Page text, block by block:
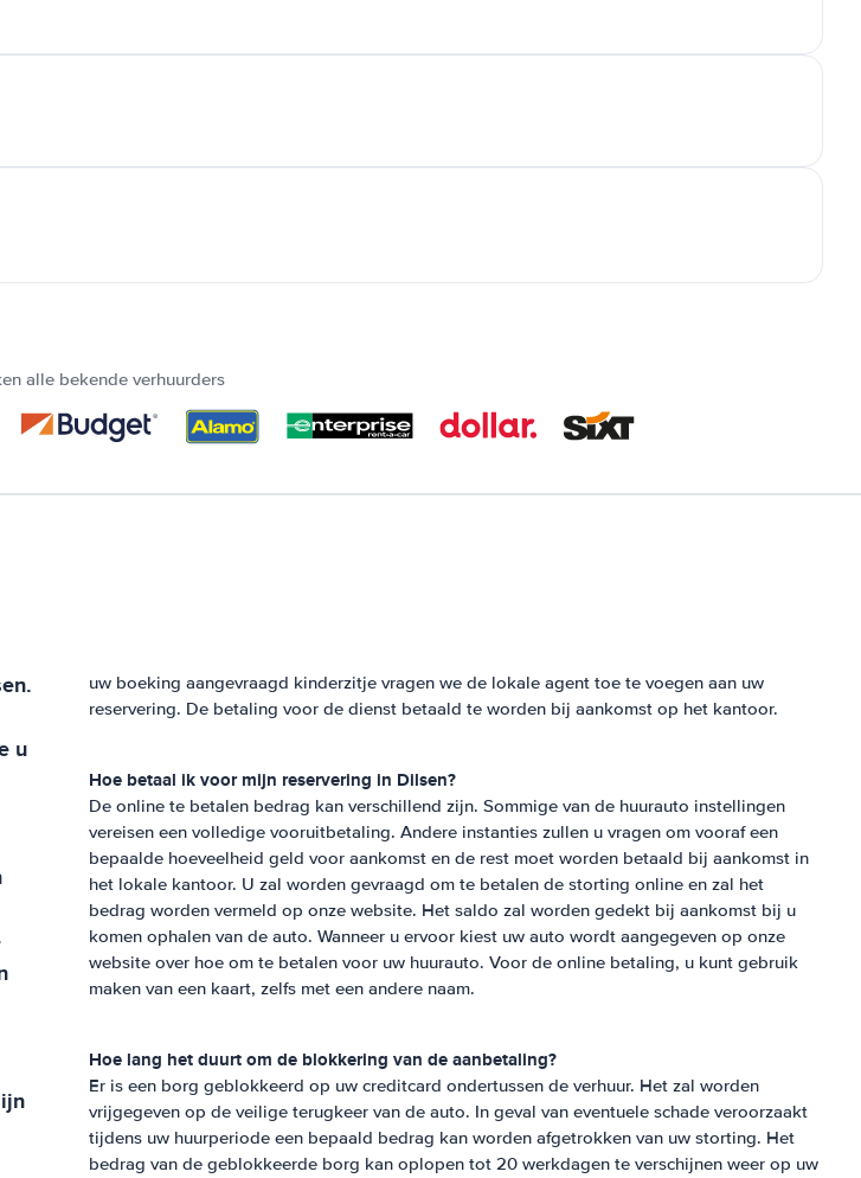
alle bekende verhuurders
.
u
uw boeking aangevraagd kinderzitje vragen we de lokale agent toe te voegen aan uw
reservering. De betaling voor de dienst betaald te worden bij aankomst op het kantoor.
Hoe betaal ik voor mijn reservering in Dilsen?
De online te betalen bedrag kan verschillend zijn. Sommige van de huurauto instellingen
vereisen een volledige vooruitbetaling. Andere instanties zullen u vragen om vooraf een
bepaalde hoeveelheid geld voor aankomst en de rest moet worden betaald bij aankomst in
het lokale kantoor. U zal worden gevraagd om te betalen de storting online en zal het
bedrag worden vermeld op onze website. Het saldo zal worden gedekt bij aankomst bij u
komen ophalen van de auto. Wanneer u ervoor kiest uw auto wordt aangegeven op onze
website over hoe om te betalen voor uw huurauto. Voor de online betaling, u kunt gebruik
maken van een kaart, zelfs met een andere naam.
Hoe lang het duurt om de blokkering van de aanbetaling?
Er is een borg geblokkeerd op uw creditcard ondertussen de verhuur. Het zal worden
vrijgegeven op de veilige terugkeer van de auto. In geval van eventuele schade veroorzaakt
tijdens uw huurperiode een bepaald bedrag kan worden afgetrokken van uw storting. Het
bedrag van de geblokkeerde borg kan oplopen tot 20 werkdagen te verschijnen weer op uw